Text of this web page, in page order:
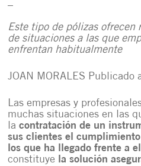
Este tipo de pólizas
de situaciones a las que
enfrentan habitualmente
JOAN MORALES
Las empresas y
muchas situaciones en las
lacontratación de un
sus clientes el
los que ha llegado frente a
constituye la solución